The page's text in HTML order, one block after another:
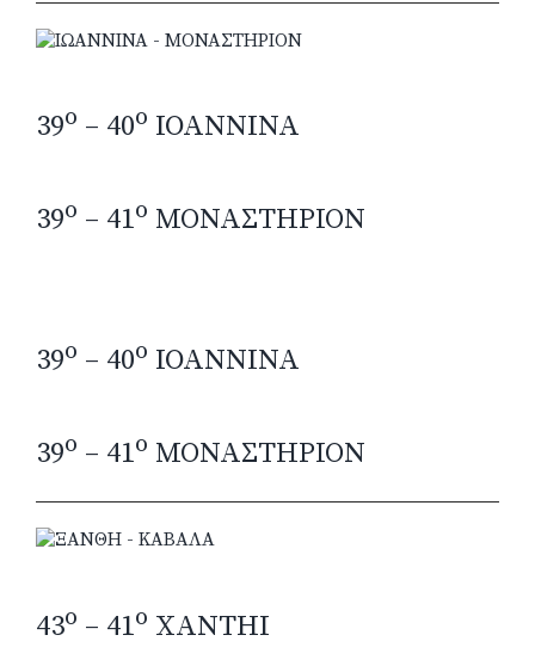
39o – 40o IOANNINA
39o – 41o ΜΟΝΑΣΤΗΡΙΟΝ
39o – 40o IOANNINA
39o – 41o ΜΟΝΑΣΤΗΡΙΟΝ
43o – 41o XANTHI